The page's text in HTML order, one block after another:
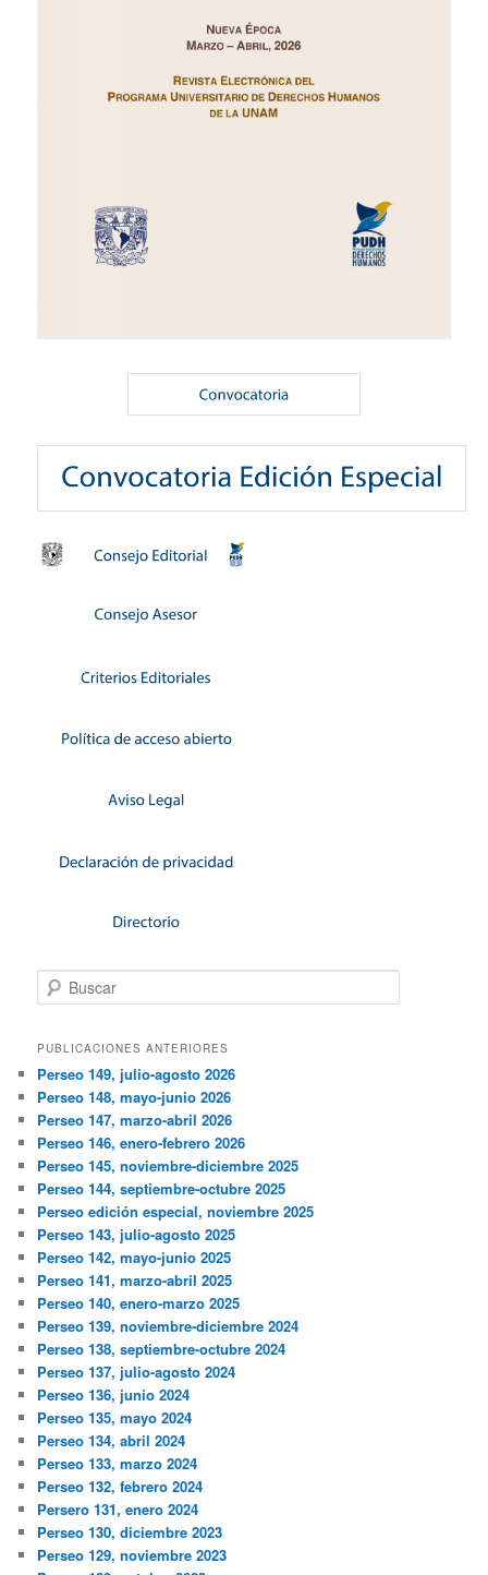
Buscar
PUBLICACIONES ANTERIORES
Perseo 149, julio-agosto 2026
Perseo 148, mayo-junio 2026
Perseo 147, marzo-abril 2026
Perseo 146, enero-febrero 2026
Perseo 145, noviembre-diciembre 2025
Perseo 144, septiembre-octubre 2025
Perseo edición especial, noviembre 2025
Perseo 143, julio-agosto 2025
Perseo 142, mayo-junio 2025
Perseo 141, marzo-abril 2025
Perseo 140, enero-marzo 2025
Perseo 139, noviembre-diciembre 2024
Perseo 138, septiembre-octubre 2024
Perseo 137, julio-agosto 2024
Perseo 136, junio 2024
Perseo 135, mayo 2024
Perseo 134, abril 2024
Perseo 133, marzo 2024
Perseo 132, febrero 2024
Persero 131, enero 2024
Perseo 130, diciembre 2023
Perseo 129, noviembre 2023